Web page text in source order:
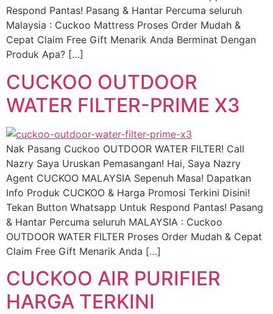
Respond Pantas! Pasang & Hantar Percuma seluruh
Malaysia : Cuckoo Mattress Proses Order Mudah &
Cepat Claim Free Gift Menarik Anda Berminat Dengan
Produk Apa? […]
CUCKOO OUTDOOR
WATER FILTER-PRIME X3
Nak Pasang Cuckoo OUTDOOR WATER FILTER! Call
Nazry Saya Uruskan Pemasangan! Hai, Saya Nazry
Agent CUCKOO MALAYSIA Sepenuh Masa! Dapatkan
Info Produk CUCKOO & Harga Promosi Terkini Disini!
Tekan Button Whatsapp Untuk Respond Pantas! Pasang
& Hantar Percuma seluruh MALAYSIA : Cuckoo
OUTDOOR WATER FILTER Proses Order Mudah & Cepat
Claim Free Gift Menarik Anda […]
CUCKOO AIR PURIFIER
HARGA TERKINI